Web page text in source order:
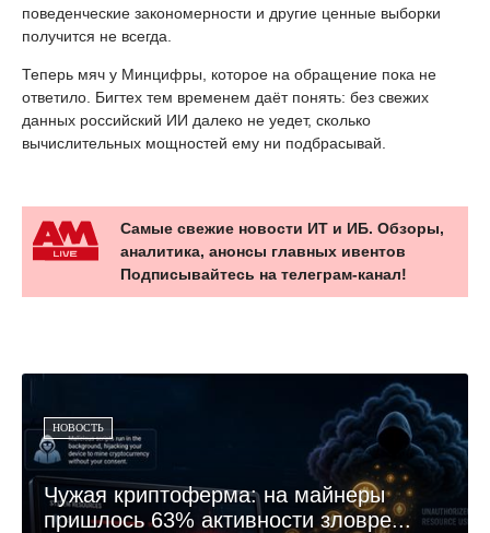
поведенческие закономерности и другие ценные выборки
получится не всегда.
Теперь мяч у Минцифры, которое на обращение пока не
ответило. Бигтех тем временем даёт понять: без свежих
данных российский ИИ далеко не уедет, сколько
вычислительных мощностей ему ни подбрасывай.
Самые свежие новости ИТ и ИБ. Обзоры,
аналитика, анонсы главных ивентов
Подписывайтесь на телеграм-канал!
НОВОСТЬ
Чужая криптоферма: на майнеры
пришлось 63% активности зловре...